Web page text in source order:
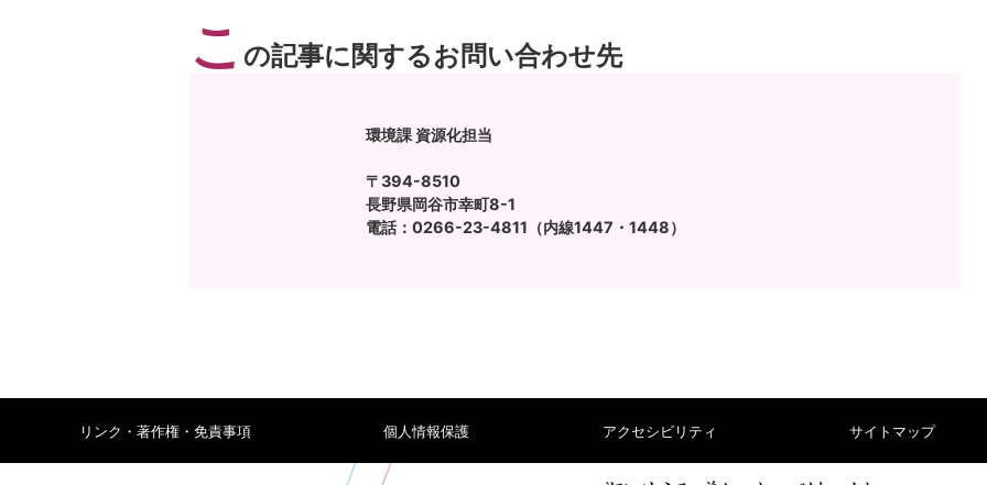
こ の記事に関するお問い合わせ先
環境課 資源化担当
〒394-8510
長野県岡谷市幸町8-1
電話：0266-23-4811（内線1447・1448）
リンク・著作権・免責事項 個人情報保護 アクセシビリティ サイトマップ